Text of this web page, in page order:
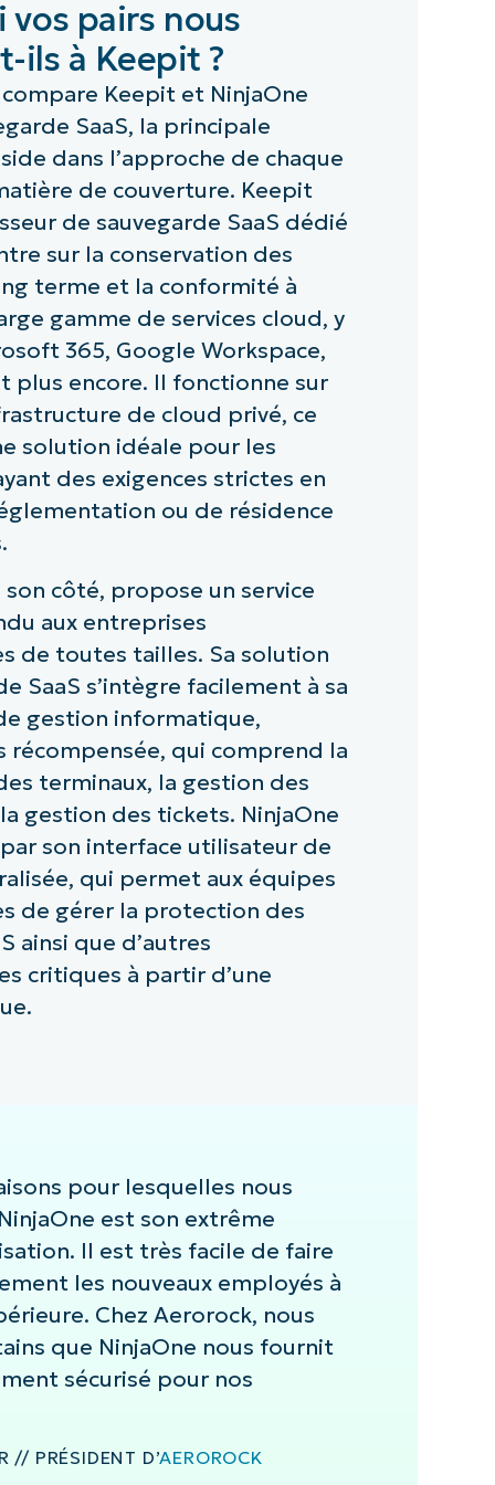
vos pairs nous
ils à Keepit ?
Keepit et NinjaOne
SaaS, la principale
dans l’approche de chaque
de couverture. Keepit
de sauvegarde SaaS dédié
sur la conservation des
terme et la conformité à
gamme de services cloud, y
365, Google Workspace,
plus encore. Il fonctionne sur
de cloud privé, ce
solution idéale pour les
des exigences strictes en
ou de résidence
son côté, propose un service
aux entreprises
de toutes tailles. Sa solution
SaaS s’intègre facilement à sa
gestion informatique,
récompensée, qui comprend la
terminaux, la gestion des
gestion des tickets. NinjaOne
son interface utilisateur de
qui permet aux équipes
de gérer la protection des
ainsi que d’autres
critiques à partir d’une
pour lesquelles nous
est son extrême
Il est très facile de faire
les nouveaux employés à
Chez Aerorock, nous
que NinjaOne nous fournit
sécurisé pour nos
// PRÉSIDENT D’AEROROCK